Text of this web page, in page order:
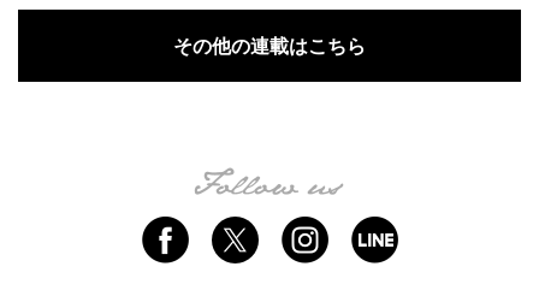
その他の連載はこちら